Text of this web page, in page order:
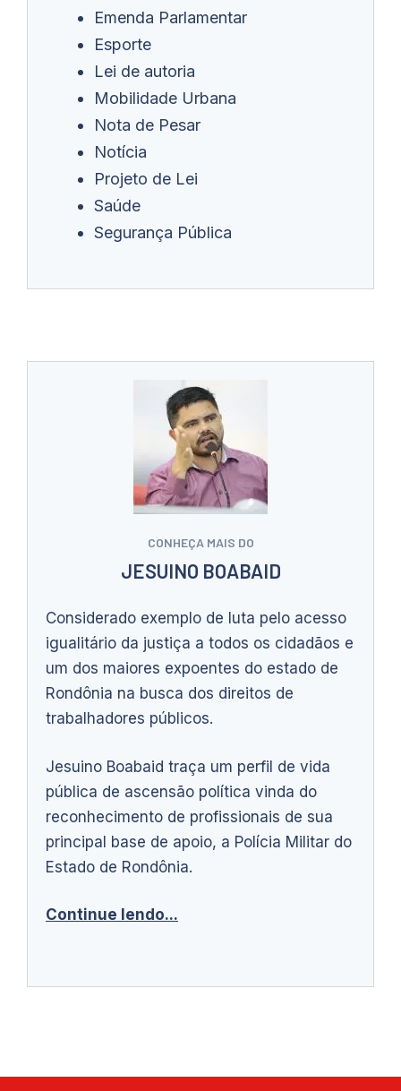
Emenda Parlamentar
Esporte
Lei de autoria
Mobilidade Urbana
Nota de Pesar
Notícia
Projeto de Lei
Saúde
Segurança Pública
CONHEÇA MAIS DO
JESUINO BOABAID
Considerado exemplo de luta pelo acesso
igualitário da justiça a todos os cidadãos e
um dos maiores expoentes do estado de
Rondônia na busca dos direitos de
trabalhadores públicos.
Jesuino Boabaid traça um perfil de vida
pública de ascensão política vinda do
reconhecimento de profissionais de sua
principal base de apoio, a Polícia Militar do
Estado de Rondônia.
Continue lendo...